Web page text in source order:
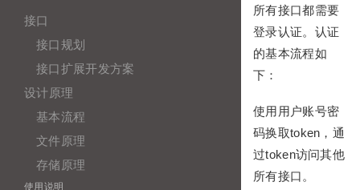
接口
接口规划
接口扩展开发方案
设计原理
基本流程
文件原理
存储原理
使用说明
所有接口都需要
登录认证。认证
的基本流程如
下：
使用用户账号密
码换取token，通
过token访问其他
所有接口。